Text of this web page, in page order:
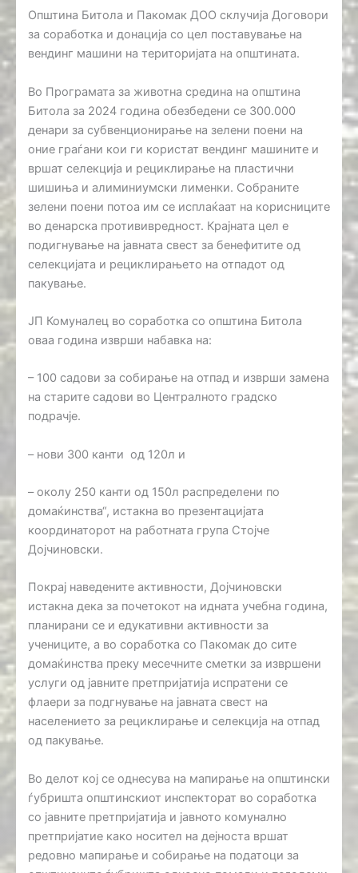
Општина Битола и Пакомак ДОО склучија Договори
за соработка и донација со цел поставување на
вендинг машини на територијата на општината.
Во Програмата за животна средина на општина
Битола за 2024 година обезбедени се 300.000
денари за субвенционирање на зелени поени на
оние граѓани кои ги користат вендинг машините и
вршат селекција и рециклирање на пластични
шишиња и алиминиумски лименки. Собраните
зелени поени потоа им се исплаќаат на корисниците
во денарска протививредност. Крајната цел е
подигнување на јавната свест за бенефитите од
селекцијата и рециклирањето на отпадот од
пакување.
ЈП Комуналец во соработка со општина Битола
оваа година изврши набавка на:
– 100 садови за собирање на отпад и изврши замена
на старите садови во Централното градско
подрачје.
– нови 300 канти од 120л и
– околу 250 канти од 150л распределени по
домаќинства“, истакна во презентацијата
координаторот на работната група Стојче
Дојчиновски.
Покрај наведените активности, Дојчиновски
истакна дека за почетокот на идната учебна година,
планирани се и едукативни активности за
учениците, а во соработка со Пакомак до сите
домаќинства преку месечните сметки за извршени
услуги од јавните претпријатија испратени се
флаери за подгнување на јавната свест на
населението за рециклирање и селекција на отпад
од пакување.
Во делот кој се однесува на мапирање на општински
ѓубришта општинскиот инспекторат во соработка
со јавните претпријатија и јавното комунално
претпријатие како носител на дејноста вршат
редовно мапирање и собирање на податоци за